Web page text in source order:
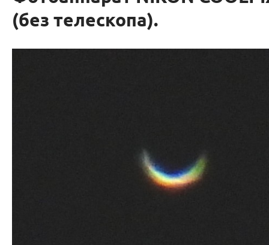
(без телескопа).